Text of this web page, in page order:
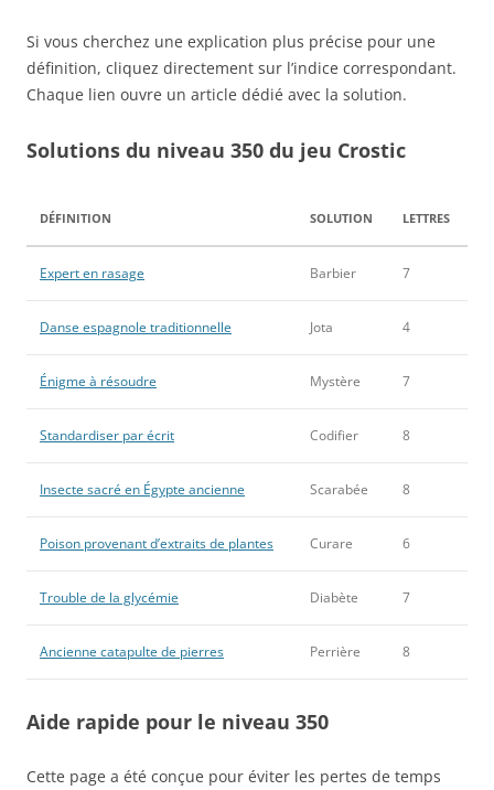
Si vous cherchez une explication plus précise pour une
définition, cliquez directement sur l’indice correspondant.
Chaque lien ouvre un article dédié avec la solution.
Solutions du niveau 350 du jeu Crostic
DÉFINITION SOLUTION LETTRES
Expert en rasage Barbier 7
Danse espagnole traditionnelle Jota 4
Énigme à résoudre Mystère 7
Standardiser par écrit Codifier 8
Insecte sacré en Égypte ancienne Scarabée 8
Poison provenant d’extraits de plantes Curare 6
Trouble de la glycémie Diabète 7
Ancienne catapulte de pierres Perrière 8
Aide rapide pour le niveau 350
Cette page a été conçue pour éviter les pertes de temps